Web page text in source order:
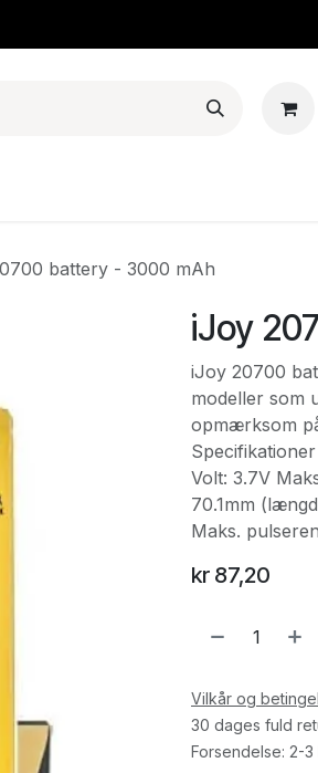
battery - 3000 mAh
iJoy
iJoy 20700
modeller som
opmærksom
Volt: 3.7V
70.1mm
Maks.
kr 87,20
Vilkår og
30 dages fuld
Forsendelse: 2-